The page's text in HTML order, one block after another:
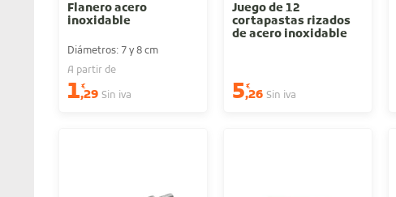
Flanero acero
inoxidable
Diámetros: 7 y 8 cm
A partir de
1€
,29 Sin iva
Juego de 12
cortapastas rizados
de acero inoxidable
5€
,26 Sin iva